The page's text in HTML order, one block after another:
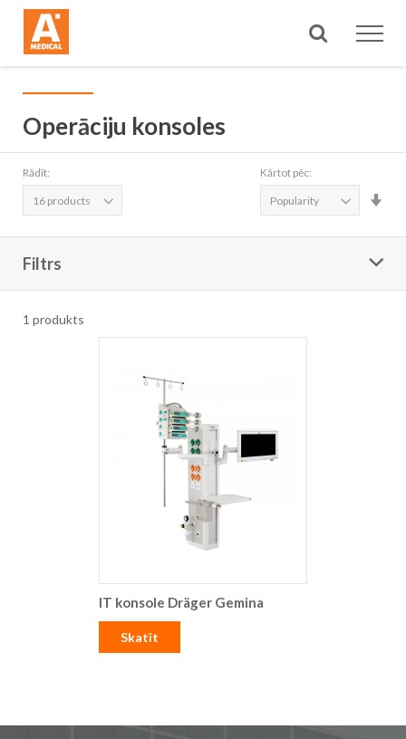
Meklēt
Operāciju konsoles
Rādīt: Kārtot pēc:
Filtrs
1 produkts
IT konsole Dräger Gemina
Skatīt